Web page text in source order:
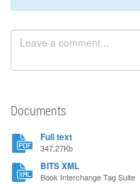
Documents
Full text
347.27Kb
BITS XML
Book Interchange Tag Suite